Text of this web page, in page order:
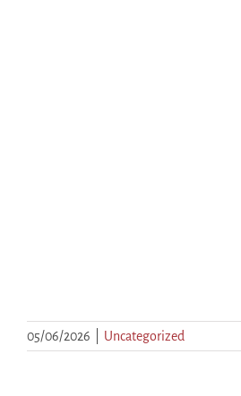
05/06/2026 Uncategorized